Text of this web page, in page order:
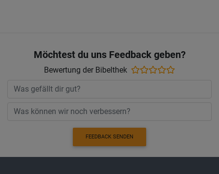
Möchtest du uns Feedback geben?
Bewertung der Bibelthek
FEEDBACK SENDEN